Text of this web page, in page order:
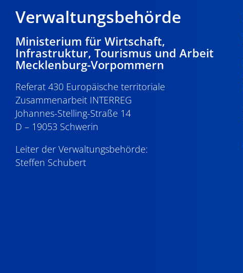
Verwaltungsbehörde
Ministerium für Wirtschaft,
Infrastruktur, Tourismus und Arbeit
Mecklenburg-Vorpommern
Referat 430 Europäische territoriale
Zusammenarbeit INTERREG
Johannes-Stelling-Straße 14
D – 19053 Schwerin
Leiter der Verwaltungsbehörde:
Steffen Schubert